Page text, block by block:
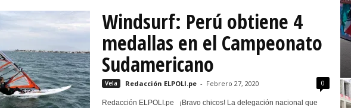
Windsurf: Perú obtiene 4
medallas en el Campeonato
Sudamericano
Vela Redacción ELPOLI.pe - Febrero 27, 2020 0
Redacción ELPOLI.pe ¡Bravo chicos! La delegación nacional que